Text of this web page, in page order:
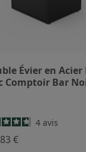
Évier en Acier
Comptoir Bar
4 avis
€